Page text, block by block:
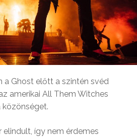
a Ghost előtt a szintén svéd
amerikai All Them Witches
közönséget.
elindult, így nem érdemes